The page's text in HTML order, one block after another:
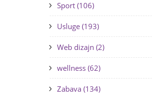
Sport (106)
Usluge (193)
Web dizajn (2)
wellness (62)
Zabava (134)